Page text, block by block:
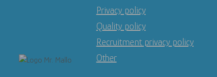
Image
Privacy policy
Quality policy
Recruitment privacy policy
Other